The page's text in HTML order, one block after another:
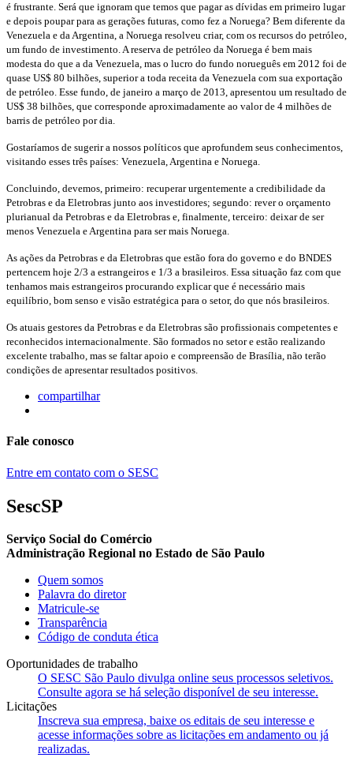
é frustrante. Será que ignoram que temos que pagar as dívidas em primeiro lugar
e depois poupar para as gerações futuras, como fez a Noruega? Bem diferente da
Venezuela e da Argentina, a Noruega resolveu criar, com os recursos do petróleo,
um fundo de investimento. A reserva de petróleo da Noruega é bem mais
modesta do que a da Venezuela, mas o lucro do fundo norueguês em 2012 foi de
quase US$ 80 bilhões, superior a toda receita da Venezuela com sua exportação
de petróleo. Esse fundo, de janeiro a março de 2013, apresentou um resultado de
US$ 38 bilhões, que corresponde aproximadamente ao valor de 4 milhões de
barris de petróleo por dia.
Gostaríamos de sugerir a nossos políticos que aprofundem seus conhecimentos,
visitando esses três países: Venezuela, Argentina e Noruega.
Concluindo, devemos, primeiro: recuperar urgentemente a credibilidade da
Petrobras e da Eletrobras junto aos investidores; segundo: rever o orçamento
plurianual da Petrobras e da Eletrobras e, finalmente, terceiro: deixar de ser
menos Venezuela e Argentina para ser mais Noruega.
As ações da Petrobras e da Eletrobras que estão fora do governo e do BNDES
pertencem hoje 2/3 a estrangeiros e 1/3 a brasileiros. Essa situação faz com que
tenhamos mais estrangeiros procurando explicar que é necessário mais
equilíbrio, bom senso e visão estratégica para o setor, do que nós brasileiros.
Os atuais gestores da Petrobras e da Eletrobras são profissionais competentes e
reconhecidos internacionalmente. São formados no setor e estão realizando
excelente trabalho, mas se faltar apoio e compreensão de Brasília, não terão
condições de apresentar resultados positivos.
compartilhar
Fale conosco
Entre em contato com o SESC
SescSP
Serviço Social do Comércio
Administração Regional no Estado de São Paulo
Quem somos
Palavra do diretor
Matricule-se
Transparência
Código de conduta ética
Oportunidades de trabalho
O SESC São Paulo divulga online seus processos seletivos.
Consulte agora se há seleção disponível de seu interesse.
Licitações
Inscreva sua empresa, baixe os editais de seu interesse e
acesse informações sobre as licitações em andamento ou já
realizadas.